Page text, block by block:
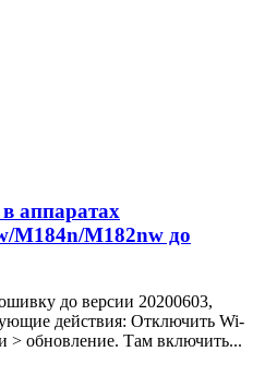
аппаратах
M184n/M182nw до
до версии 20200603,
действия: Отключить Wi-
> обновление. Там включить...